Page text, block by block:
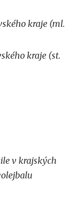
kraje (ml.
kraje (st.
v krajských